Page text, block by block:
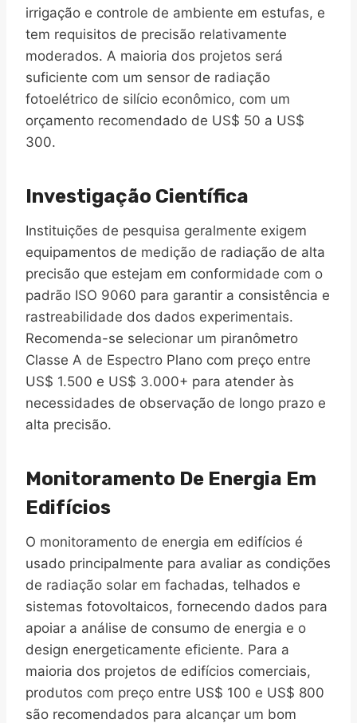
irrigação e controle de ambiente em estufas, e
tem requisitos de precisão relativamente
moderados. A maioria dos projetos será
suficiente com um sensor de radiação
fotoelétrico de silício econômico, com um
orçamento recomendado de US$ 50 a US$
300.
Investigação Científica
Instituições de pesquisa geralmente exigem
equipamentos de medição de radiação de alta
precisão que estejam em conformidade com o
padrão ISO 9060 para garantir a consistência e
rastreabilidade dos dados experimentais.
Recomenda-se selecionar um piranômetro
Classe A de Espectro Plano com preço entre
US$ 1.500 e US$ 3.000+ para atender às
necessidades de observação de longo prazo e
alta precisão.
Monitoramento De Energia Em
Edifícios
O monitoramento de energia em edifícios é
usado principalmente para avaliar as condições
de radiação solar em fachadas, telhados e
sistemas fotovoltaicos, fornecendo dados para
apoiar a análise de consumo de energia e o
design energeticamente eficiente. Para a
maioria dos projetos de edifícios comerciais,
produtos com preço entre US$ 100 e US$ 800
são recomendados para alcançar um bom